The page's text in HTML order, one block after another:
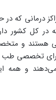
درمانی که
کل کشور
هستند و
تخصصی طب
و همه